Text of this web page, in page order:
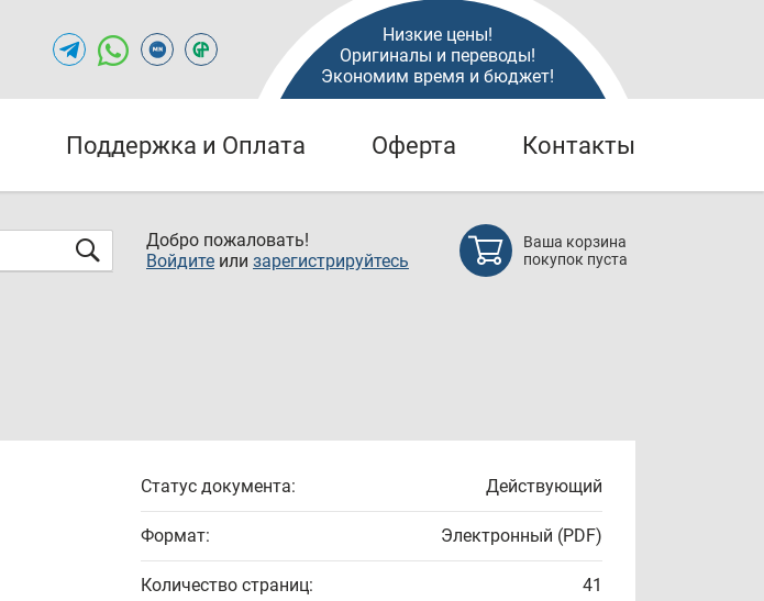
Низкие цены!
Оригиналы и переводы!
Экономим время и бюджет!
Поддержка и Оплата Оферта Контакты
Добро пожаловать!
Войдите или зарегистрируйтесь
Ваша корзина
покупок пуста
Статус документа: Действующий
Формат: Электронный (PDF)
Количество страниц: 41